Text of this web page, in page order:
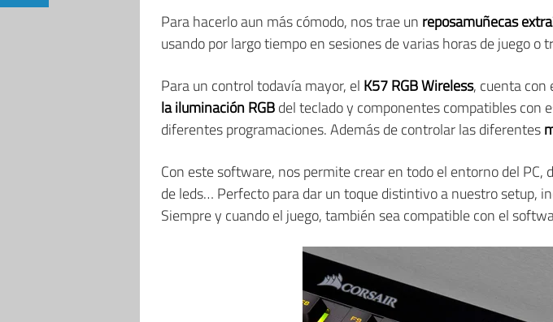
Para hacerlo aun más cómodo, nos trae un reposamuñecas
usando por largo tiempo en sesiones de varias horas de juego o
Para un control todavía mayor, el K57 RGB Wireless, cuenta con
la iluminación RGBdel teclado y componentes compatibles con
diferentes programaciones. Además de controlar las diferentes
Con este software, nos permite crear en todo el entorno del
de leds… Perfecto para dar un toque distintivo a nuestro setup,
Siempre y cuando el juego, también sea compatible con el